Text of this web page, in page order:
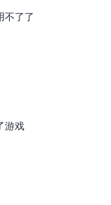
不了了
游戏